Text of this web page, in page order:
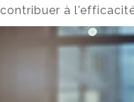
contribuer à